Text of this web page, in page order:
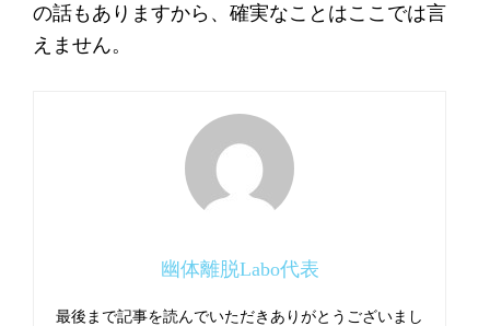
の話もありますから、確実なことはここでは言
えません。
幽体離脱Labo代表
最後まで記事を読んでいただきありがとうございまし